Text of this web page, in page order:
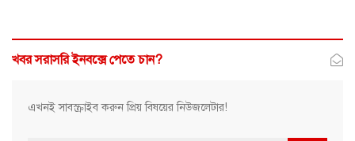
খবর সরাসরি ইনবক্সে পেতে চান?
এখনই সাবস্ক্রাইব করুন প্রিয় বিষয়ের নিউজলেটার!